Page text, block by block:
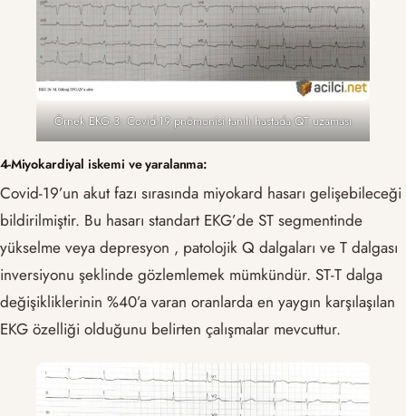
Örnek EKG 3: Covid-19 pnömonisi tanılı hastada QT uzaması
4-Miyokardiyal iskemi ve yaralanma:
Covid-19’un akut fazı sırasında miyokard hasarı gelişebileceği
bildirilmiştir. Bu hasarı standart EKG’de ST segmentinde
yükselme veya depresyon , patolojik Q dalgaları ve T dalgası
inversiyonu şeklinde gözlemlemek mümkündür. ST-T dalga
değişikliklerinin %40’a varan oranlarda en yaygın karşılaşılan
EKG özelliği olduğunu belirten çalışmalar mevcuttur.